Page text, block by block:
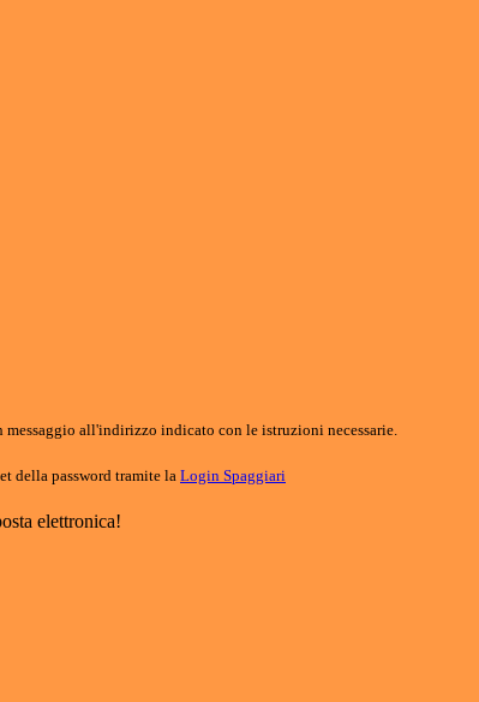
messaggio all'indirizzo indicato con le istruzioni necessarie.
della password tramite la Login Spaggiari
elettronica!